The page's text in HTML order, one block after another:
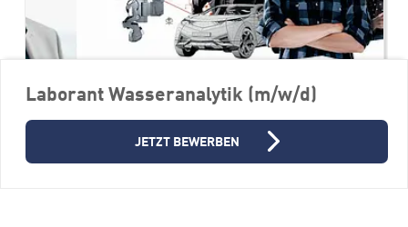
Laborant Wasseranalytik (m/w/d)
JETZT BEWERBEN
Konstrukteur (m/w/d) Entwicklung